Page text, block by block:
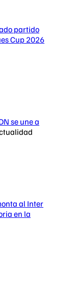
partido
Cup 2026
se une a
al Inter
en la